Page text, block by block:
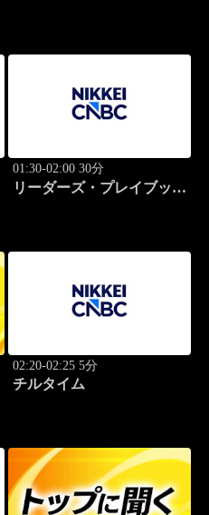
01:30-02:00 30分
リーダーズ・プレイブック
02:20-02:25 5分
チルタイム